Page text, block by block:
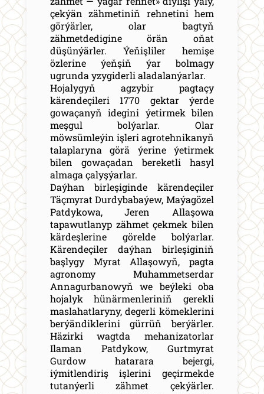
çekýän zähmetiniň rehnetini hem
görýärler, olar bagtyň
zähmetdedigine örän oňat
düşünýärler. Ýeňişliler hemişe
özlerine ýeňşiň ýar bolmagy
ugrunda yzygiderli aladalanýarlar.
Hojalygyň agzybir pagtaçy
kärendeçileri 1770 gektar ýerde
gowaçanyň idegini ýetirmek bilen
meşgul bolýarlar. Olar
möwsümleýin işleri agrotehnikanyň
talaplaryna görä ýerine ýetirmek
bilen gowaçadan bereketli hasyl
almaga çalyşýarlar.
Daýhan birleşiginde kärendeçiler
Täçmyrat Durdybabaýew, Maýagözel
Patdykowa, Jeren Allaşowa
tapawutlanyp zähmet çekmek bilen
kärdeşlerine görelde bolýarlar.
Kärendeçiler daýhan birleşiginiň
başlygy Myrat Allaşowyň, pagta
agronomy Muhammetserdar
Annagurbanowyň we beýleki oba
hojalyk hünärmenleriniň gerekli
maslahatlaryny, degerli kömeklerini
berýändiklerini gürrüň berýärler.
Häzirki wagtda mehanizatorlar
Ilaman Patdykow, Gurtmyrat
Gurdow hatarara bejergi,
iýmitlendiriş işlerini geçirmekde
tutanýerli zähmet çekýärler.